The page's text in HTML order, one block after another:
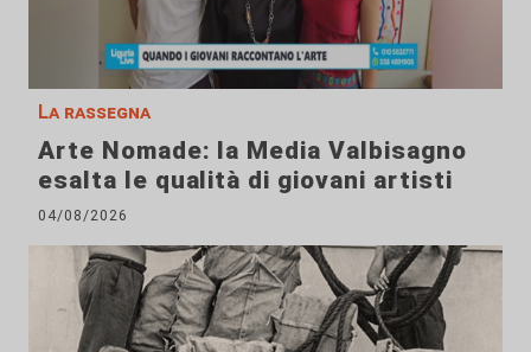
La rassegna
Arte Nomade: la Media Valbisagno
esalta le qualità di giovani artisti
04/08/2026